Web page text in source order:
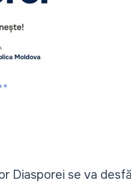
Diasporei se va